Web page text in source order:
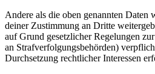
Andere als die oben genannten Daten
deiner Zustimmung an Dritte
auf Grund gesetzlicher Regelungen
an Strafverfolgungsbehörden)
Durchsetzung rechtlicher Interessen